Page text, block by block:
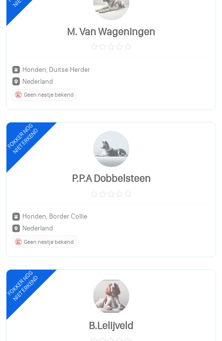
M. Van Wageningen
Honden, Duitse Herder
Nederland
Geen nestje bekend
FOKKER NOG
NIET ERKEND
P.P.A Dobbelsteen
Honden, Border Collie
Nederland
Geen nestje bekend
FOKKER NOG
NIET ERKEND
B.Lelijveld